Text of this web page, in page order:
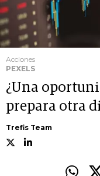
Acciones
PEXELS
¿Una
prepara otra
Trefis Team